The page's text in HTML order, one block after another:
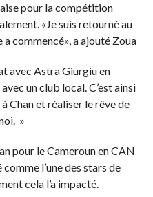
pour la compétition
«Je suis retourné au
commencé», a ajouté Zoua
avec Astra Giurgiu en
un club local. C’est ainsi
Chan et réaliser le rêve de
»
pour le Cameroun en CAN
l’une des stars de
cela l’a impacté.